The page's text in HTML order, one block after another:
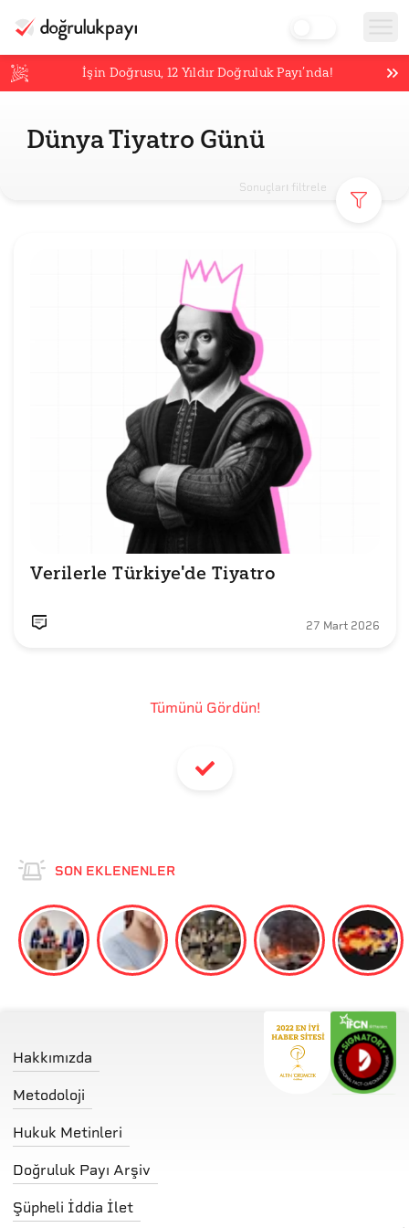
İşin Doğrusu,12 Yıldır Doğruluk Payı’nda!
Dünya Tiyatro Günü
Sonuçları filtrele
Verilerle Türkiye'de Tiyatro
27 Mart 2026
Tümünü Gördün!
SON EKLENENLER
Hakkımızda
Metodoloji
Hukuk Metinleri
Doğruluk Payı Arşiv
Şüpheli İddia İlet